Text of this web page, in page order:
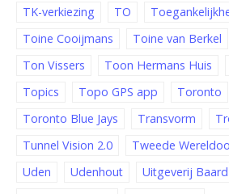
TK-verkiezing
TO
Toine Cooijmans
Toine van Berkel
Ton Vissers
Toon Hermans Huis
Topics
Topo GPS app
Toronto
Toronto Blue Jays
Transvorm
Tunnel Vision 2.0
Tweede
Uden
Udenhout
Uitgeverij